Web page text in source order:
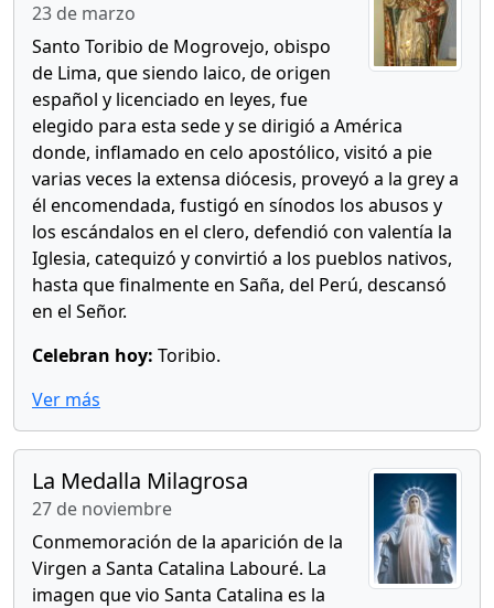
23 de marzo
Santo Toribio de Mogrovejo, obispo
de Lima, que siendo laico, de origen
español y licenciado en leyes, fue
elegido para esta sede y se dirigió a América
donde, inflamado en celo apostólico, visitó a pie
varias veces la extensa diócesis, proveyó a la grey a
él encomendada, fustigó en sínodos los abusos y
los escándalos en el clero, defendió con valentía la
Iglesia, catequizó y convirtió a los pueblos nativos,
hasta que finalmente en Saña, del Perú, descansó
en el Señor.
Celebran hoy: Toribio.
Ver más
La Medalla Milagrosa
27 de noviembre
Conmemoración de la aparición de la
Virgen a Santa Catalina Labouré. La
imagen que vio Santa Catalina es la